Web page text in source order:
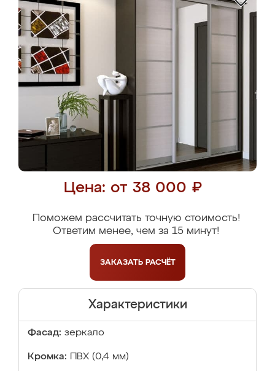
Цена: от 38 000 ₽
Поможем рассчитать точную стоимость!
Ответим менее, чем за 15 минут!
ЗАКАЗАТЬ РАСЧЁТ
Характеристики
Фасад: зеркало
Кромка: ПВХ (0,4 мм)